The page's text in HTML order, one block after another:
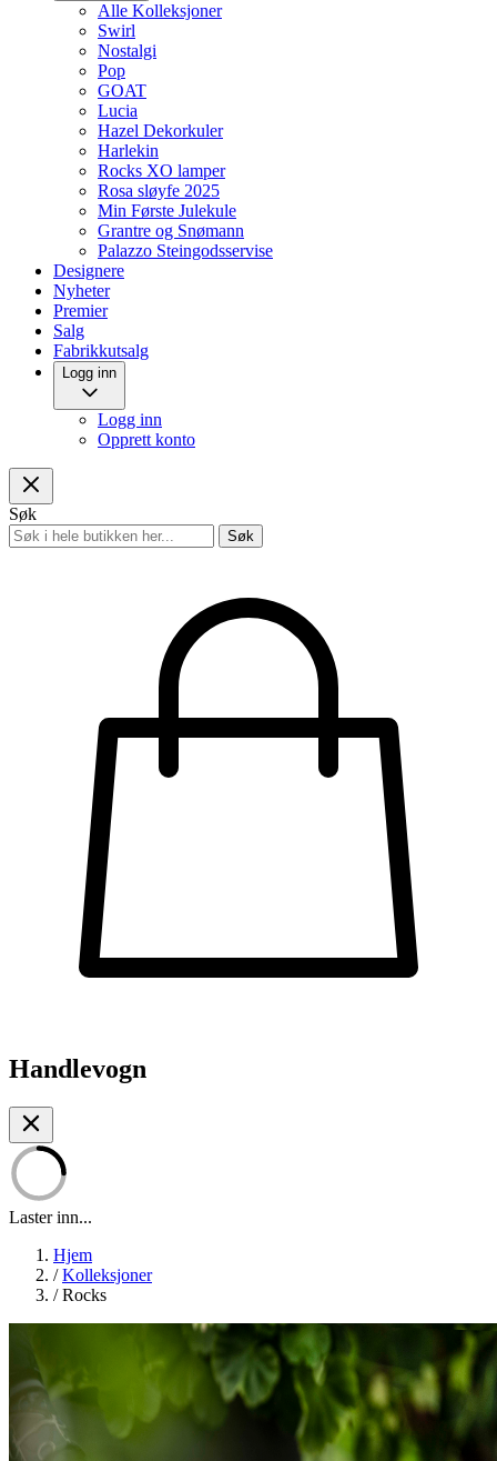
Alle Kolleksjoner
Swirl
Nostalgi
Pop
GOAT
Lucia
Hazel Dekorkuler
Harlekin
Rocks XO lamper
Rosa sløyfe 2025
Min Første Julekule
Grantre og Snømann
Palazzo Steingodsservise
Designere
Nyheter
Premier
Salg
Fabrikkutsalg
Logg inn
Logg inn
Opprett konto
Søk
Søk
Handlevogn
Laster inn...
Hjem
/ Kolleksjoner
/ Rocks